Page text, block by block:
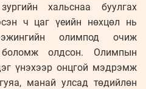
хальснаа буулгах
ч цаг үеийн нөхцөл нь
олимпод очиж
боломж олдсон. Олимпын
үнэхээр онцгой мэдрэмж
манай улсад төдийлөн